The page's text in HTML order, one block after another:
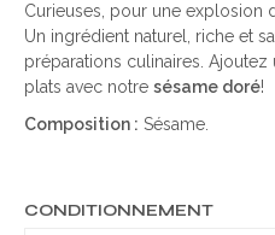
Curieuses, pour une explosion
Un ingrédient naturel, riche et
préparations culinaires.
plats avec notre sésame doré!
Composition : Sésame.
CONDITIONNEMENT